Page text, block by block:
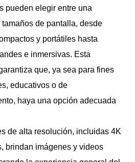
pueden elegir entre una
de pantalla, desde
y portátiles hasta
e inmersivas. Esta
que, ya sea para fines
educativos o de
haya una opción adecuada
de alta resolución, incluidas 4K
brindan imágenes y videos